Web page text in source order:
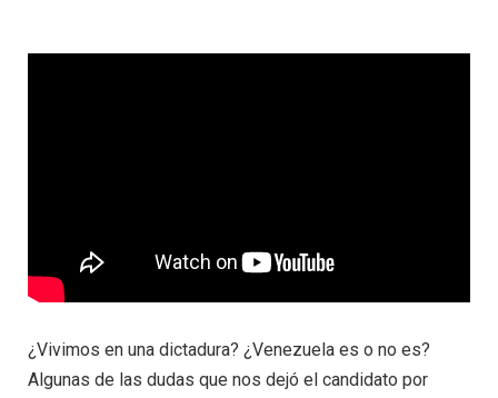
¿Vivimos en una dictadura? ¿Venezuela es o no es?
Algunas de las dudas que nos dejó el candidato por